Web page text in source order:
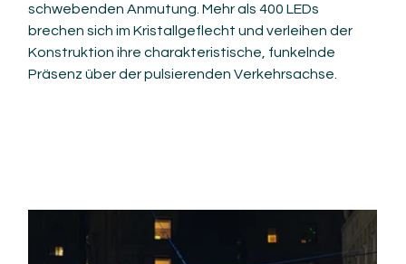
schwebenden Anmutung. Mehr als 400 LEDs
brechen sich im Kristallgeflecht und verleihen der
Konstruktion ihre charakteristische, funkelnde
Präsenz über der pulsierenden Verkehrsachse.